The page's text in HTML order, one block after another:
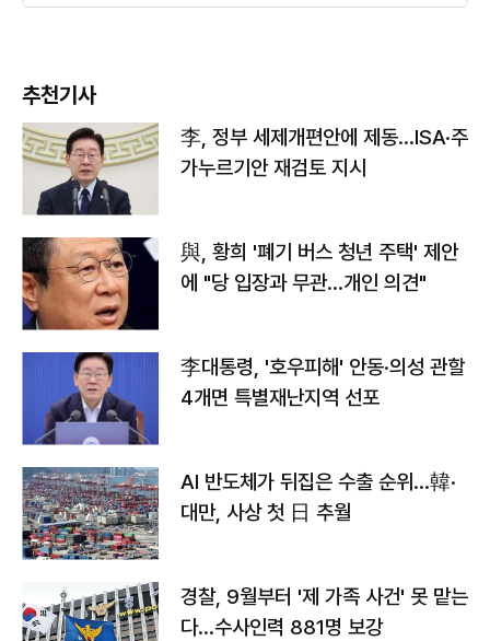
추천기사
李, 정부 세제개편안에 제동…ISA·주
가누르기안 재검토 지시
與, 황희 '폐기 버스 청년 주택' 제안
에 "당 입장과 무관…개인 의견"
李대통령, '호우피해' 안동·의성 관할
4개면 특별재난지역 선포
AI 반도체가 뒤집은 수출 순위…韓·
대만, 사상 첫 日 추월
경찰, 9월부터 '제 가족 사건' 못 맡는
다…수사인력 881명 보강